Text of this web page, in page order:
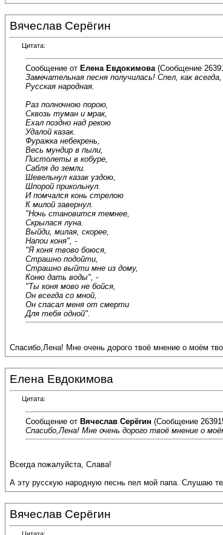
Вячеслав Серёгин
Цитата:
Сообщение от Елена Евдокимова (Сообщение
Замечательная песня получилась! Спел, как
Русская народная.
Раз полночною порою,
Сквозь туман и мрак,
Ехал поздно над рекою
Удалой казак.
Фуражка небекрень,
Весь мундир в пыли,
Пистолеты в кобуре,
Сабля до земли.
Шевельнул казак уздою,
Шпорой прикольнул.
И помчался конь стрелою
К милой завернул.
"Ночь становится темнее,
Скрылася луна.
Выйди, милая, скорее,
Напои коня", -
"Я коня твово боюся,
Страшно подойти,
Страшно выйти мне из дому,
Коню дать воды", -
"Ты коня мово не бойся,
Он всегда со мной,
Он спасал меня от смерти
Для тебя одной".
Спасибо,Лена! Мне очень дорого твоё мнение о моём
Елена Евдокимова
Цитата:
Сообщение от Вячеслав Серёгин (Сообщение
Спасибо,Лена! Мне очень дорого твоё мнение о
Всегда пожалуйста, Слава!
А эту русскую народную песнь пел мой папа. Слушаю
Вячеслав Серёгин